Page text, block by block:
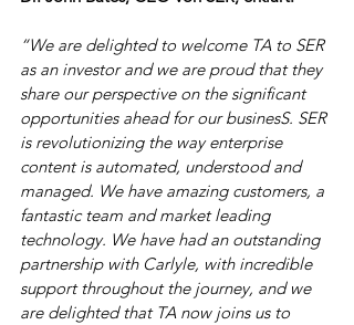
“We are delighted to welcome TA to SER
as an investor and we are proud that they
share our perspective on the significant
opportunities ahead for our businesS. SER
is revolutionizing the way enterprise
content is automated, understood and
managed. We have amazing customers, a
fantastic team and market leading
technology. We have had an outstanding
partnership with Carlyle, with incredible
support throughout the journey, and we
are delighted that TA now joins us to